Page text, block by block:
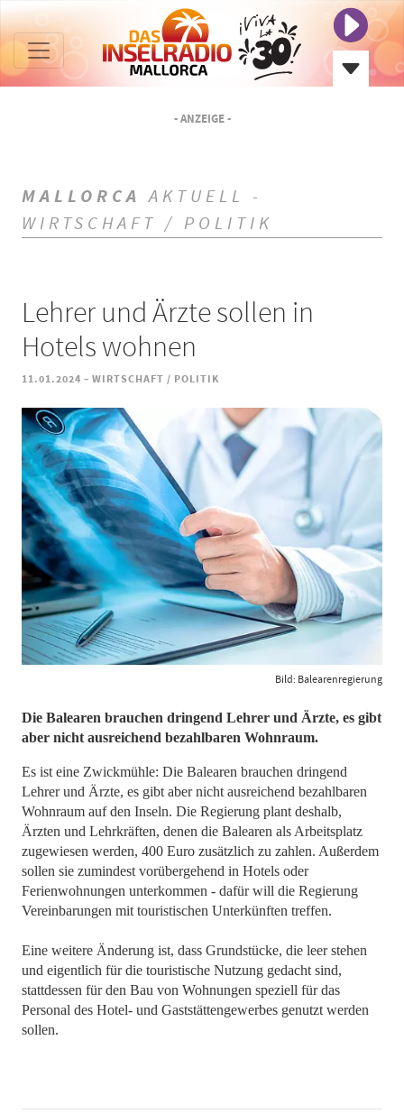
- ANZEIGE -
MALLORCA AKTUELL -
WIRTSCHAFT / POLITIK
Lehrer und Ärzte sollen in
Hotels wohnen
11.01.2024 - WIRTSCHAFT / POLITIK
Bild: Balearenregierung
Die Balearen brauchen dringend Lehrer und Ärzte, es gibt
aber nicht ausreichend bezahlbaren Wohnraum.
Es ist eine Zwickmühle: Die Balearen brauchen dringend
Lehrer und Ärzte, es gibt aber nicht ausreichend bezahlbaren
Wohnraum auf den Inseln. Die Regierung plant deshalb,
Ärzten und Lehrkräften, denen die Balearen als Arbeitsplatz
zugewiesen werden, 400 Euro zusätzlich zu zahlen. Außerdem
sollen sie zumindest vorübergehend in Hotels oder
Ferienwohnungen unterkommen - dafür will die Regierung
Vereinbarungen mit touristischen Unterkünften treffen.
Eine weitere Änderung ist, dass Grundstücke, die leer stehen
und eigentlich für die touristische Nutzung gedacht sind,
stattdessen für den Bau von Wohnungen speziell für das
Personal des Hotel- und Gaststättengewerbes genutzt werden
sollen.